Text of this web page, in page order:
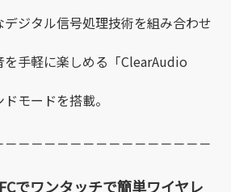
ジタル信号処理技術を組み合わせ
を手軽に楽しめる「ClearAudio
モードを搭載。
－－－－－－－－－－－－－－－
でワンタッチで簡単ワイヤレ